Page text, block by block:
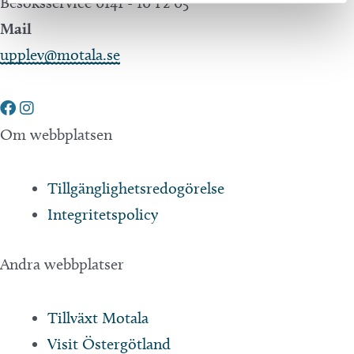
Mail
upplev@motala.se
Om webbplatsen
Tillgänglighetsredogörelse
Integritetspolicy
Andra webbplatser
Tillväxt Motala
Visit Östergötland